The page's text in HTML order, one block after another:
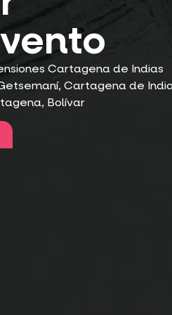
Cartagena de Indias
Cartagena de
Bolívar